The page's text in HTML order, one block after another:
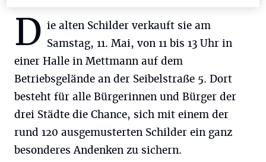
D ie alten Schilder verkauft sie am
Samstag, 11. Mai, von 11 bis 13 Uhr in
einer Halle in Mettmann auf dem
Betriebsgelände an der Seibelstraße 5. Dort
besteht für alle Bürgerinnen und Bürger der
drei Städte die Chance, sich mit einem der
rund 120 ausgemusterten Schilder ein ganz
besonderes Andenken zu sichern.